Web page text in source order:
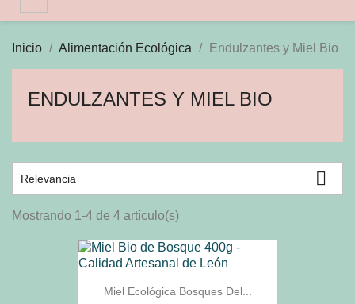
Inicio Alimentación Ecológica Endulzantes y Miel Bio
ENDULZANTES Y MIEL BIO
Relevancia 
Mostrando 1-4 de 4 artículo(s)
Miel Ecológica Bosques Del...